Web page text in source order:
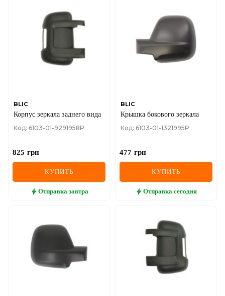
BLIC
Корпус зеркала заднего вида
Код: 6103-01-9291958P
825 грн
КУПИТЬ
Отправка завтра
BLIC
Крышка бокового зеркала
Код: 6103-01-1321995P
477 грн
КУПИТЬ
Отправка сегодня